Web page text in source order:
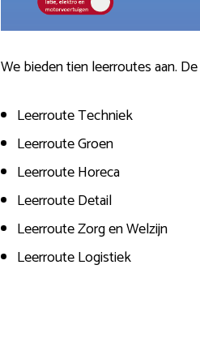
We bieden tien leerroutes aan.
Leerroute Techniek
Leerroute Groen
Leerroute Horeca
Leerroute Detail
Leerroute Zorg en Welzijn
Leerroute Logistiek